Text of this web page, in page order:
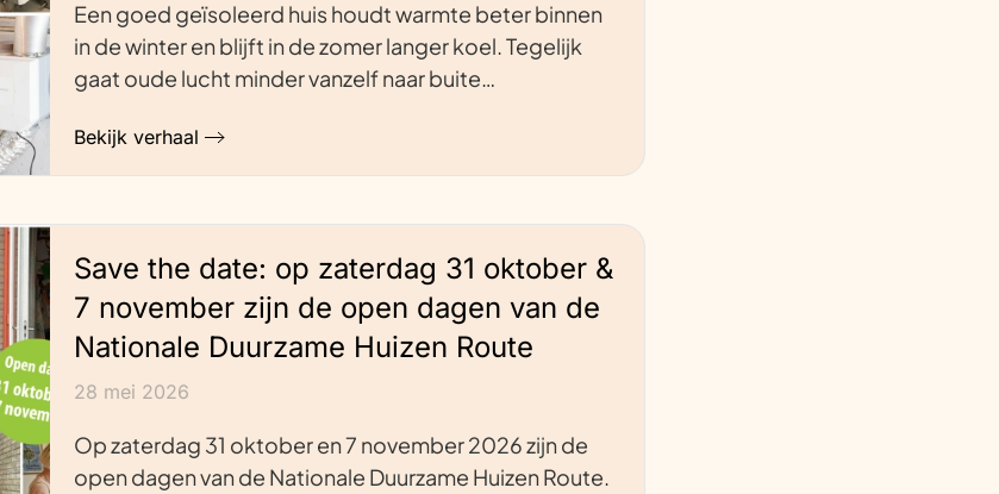
Een goed geïsoleerd huis houdt warmte beter binnen
in de winter en blijft in de zomer langer koel. Tegelijk
gaat oude lucht minder vanzelf naar buite…
Bekijk verhaal
Save the date: op zaterdag 31 oktober &
7 november zijn de open dagen van de
Nationale Duurzame Huizen Route
28 mei 2026
Op zaterdag 31 oktober en 7 november 2026 zijn de
open dagen van de Nationale Duurzame Huizen Route.